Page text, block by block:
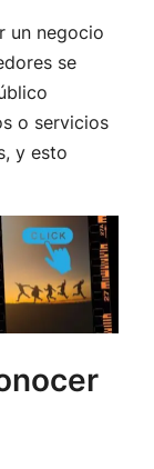
un negocio
se
o servicios
y esto